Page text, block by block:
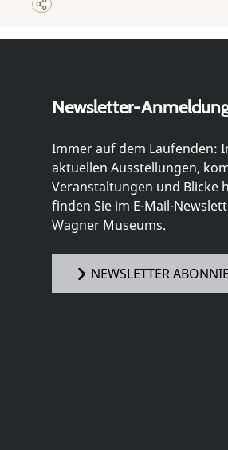
Newsletter-
Immer auf dem Laufenden:
aktuellen Ausstellungen,
Veranstaltungen und Blicke
finden Sie im E-Mail-
Wagner Museums.
NEWSLETTER